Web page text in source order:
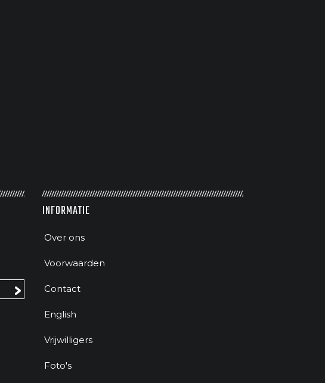
INFORMATIE
Over ons
Voorwaarden
Contact
English
Vrijwilligers
Foto's